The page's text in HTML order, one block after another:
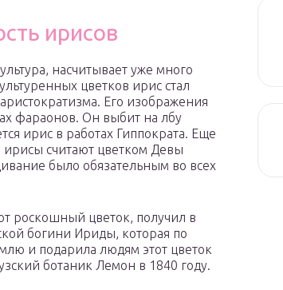
ирисов
насчитывает уже много
цветков ирис стал
Его изображения
фараонов. Он выбит на лбу
ирис в работах Гиппократа. Еще
ирисы считают цветком Девы
было обязательным во всех
роскошный цветок, получил в
богини Ириды, которая по
и подарила людям этот цветок
ботаник Лемон в 1840 году.